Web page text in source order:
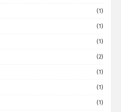
(1)
(1)
(1)
(2)
(1)
(1)
(1)